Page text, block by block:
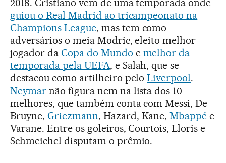
2018. Cristiano vem de uma temporada onde
guiou o Real Madrid ao tricampeonato na
Champions League, mas tem como
adversários o meia Modric, eleito melhor
jogador da Copa do Mundo e melhor da
temporada pela UEFA, e Salah, que se
destacou como artilheiro peloLiverpool.
Neymarnão figura nem na lista dos 10
melhores, que também conta com Messi, De
Bruyne, Griezmann, Hazard, Kane,Mbappé e
Varane. Entre os goleiros, Courtois, Lloris e
Schmeichel disputam o prêmio.